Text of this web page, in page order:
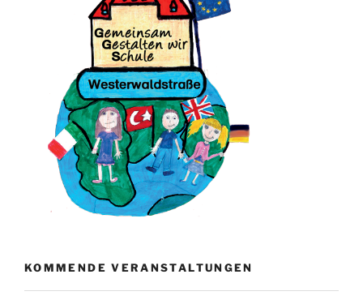
KOMMENDE VERANSTALTUNGEN